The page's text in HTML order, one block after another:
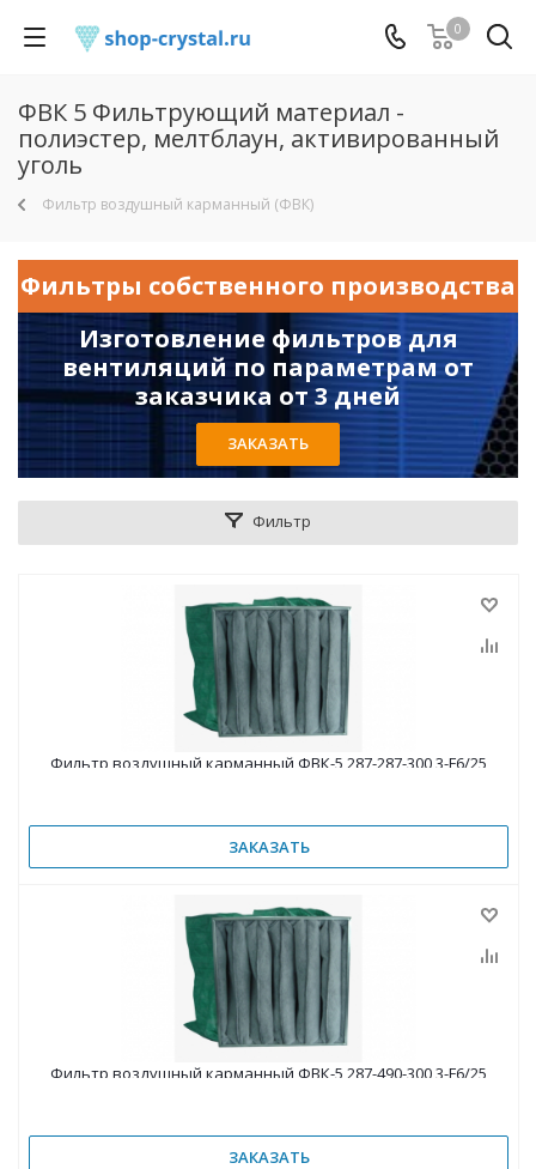
0
ФВК 5 Фильтрующий материал -
полиэстер, мелтблаун, активированный
уголь
Фильтр воздушный карманный (ФВК)
Фильтры собственного производства
Изготовление фильтров для
вентиляций по параметрам от
заказчика от 3 дней
ЗАКАЗАТЬ
Фильтр
Фильтр воздушный карманный ФВК-5 287-287-300 3-F6/25
ЗАКАЗАТЬ
Фильтр воздушный карманный ФВК-5 287-490-300 3-F6/25
ЗАКАЗАТЬ